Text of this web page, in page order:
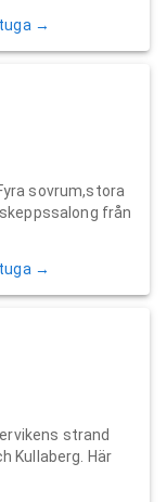
→
sovrum,stora
från
→
strand
Kullaberg. Här